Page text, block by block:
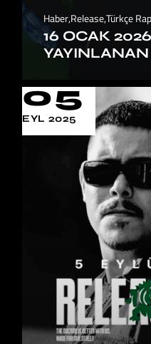
Haber,Release,Türkçe Rap
16 OCAK
05
EYL 2025